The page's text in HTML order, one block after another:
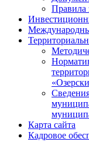
Правила
Карта сайта
Кадровое